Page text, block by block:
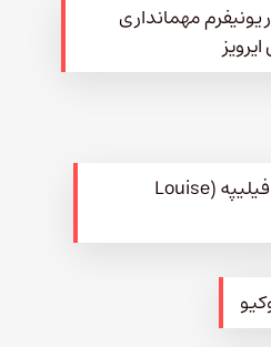
مهمانداری
لوسی در توکیو/ عکس از فیلیپه (Louise